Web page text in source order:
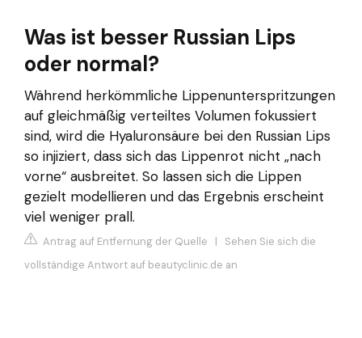
Was ist besser Russian Lips
oder normal?
Während herkömmliche Lippenunterspritzungen
auf gleichmäßig verteiltes Volumen fokussiert
sind, wird die Hyaluronsäure bei den Russian Lips
so injiziert, dass sich das Lippenrot nicht „nach
vorne“ ausbreitet. So lassen sich die Lippen
gezielt modellieren und das Ergebnis erscheint
viel weniger prall.
Antrag auf Entfernung der Quelle | Sehen Sie sich die
vollständige Antwort auf beautyclinic.de an